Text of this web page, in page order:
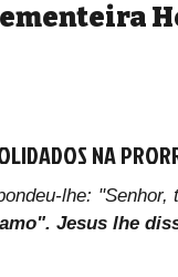
NA
lhe:
Jesus lhe